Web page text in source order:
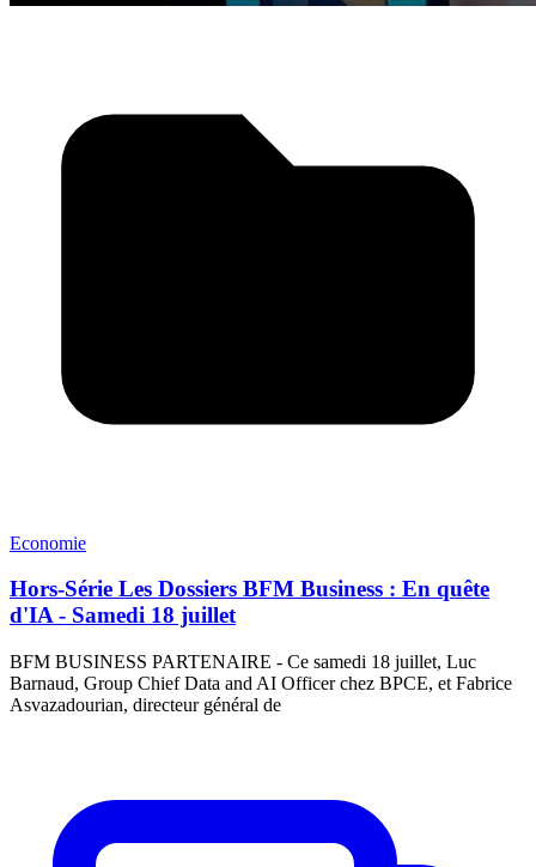
Economie
Hors-Série Les Dossiers BFM Business : En quête
d'IA - Samedi 18 juillet
BFM BUSINESS PARTENAIRE - Ce samedi 18 juillet, Luc
Barnaud, Group Chief Data and AI Officer chez BPCE, et Fabrice
Asvazadourian, directeur général de